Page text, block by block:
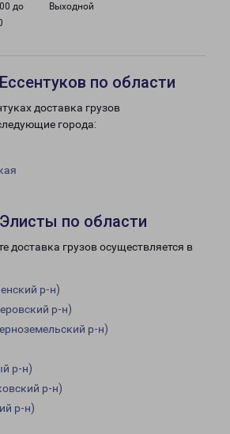
до
Выходной
по области
доставка грузов
города:
по области
доставка грузов осуществляется в
р-н)
р-н)
р-н)
р-н)
р-н)
р-н)